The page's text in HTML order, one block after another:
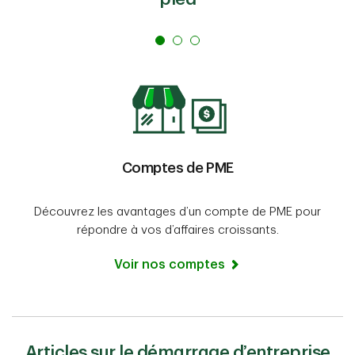
Comptes de PME
Découvrez les avantages d’un compte de PME pour
répondre à vos d’affaires croissants.
Voir nos comptes